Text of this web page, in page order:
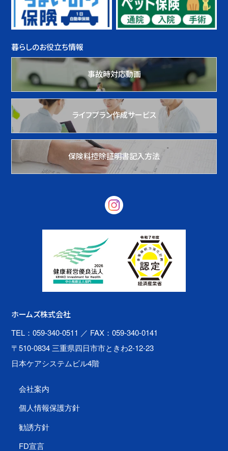
暮らしのお役立ち情報
事故時対応動画
ライフプラン作成サービス
保険料控除証明書記入方法
ホームズ株式会社
TEL：059-340-0511 ／ FAX：059-340-0141
〒510-0834 三重県四日市市ときわ2-12-23
日本ケアシステムビル4階
会社案内
個人情報保護方針
勧誘方針
FD宣言